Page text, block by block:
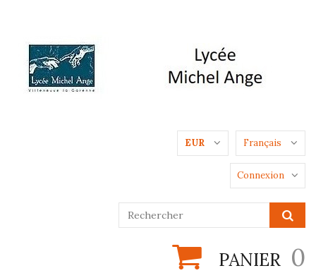
Français
EUR
Connexion
PANIER 0